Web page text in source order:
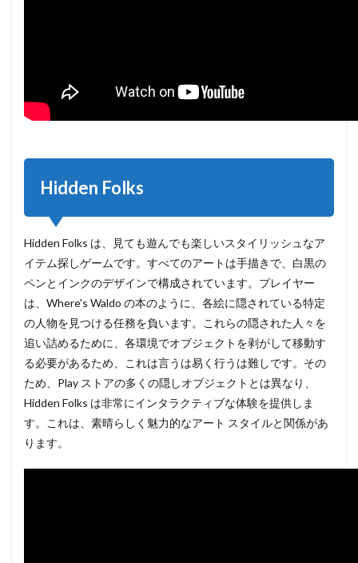
Hidden Folks
Hidden Folks は、見ても遊んでも楽しいスタイリッシュなア
イテム探しゲームです。すべてのアートは手描きで、白黒の
ペンとインクのデザインで構成されています。プレイヤー
は、Where's Waldo の本のように、各絵に隠されている特定
の人物を見つける任務を負います。これらの隠された人々を
追い詰めるために、各環境でオブジェクトを剥がして移動す
る必要があるため、これは言うは易く行うは難しです。その
ため、Play ストアの多くの隠しオブジェクトとは異なり、
Hidden Folks は非常にインタラクティブな体験を提供しま
す。これは、素晴らしく魅力的なアート スタイルと関係があ
ります。